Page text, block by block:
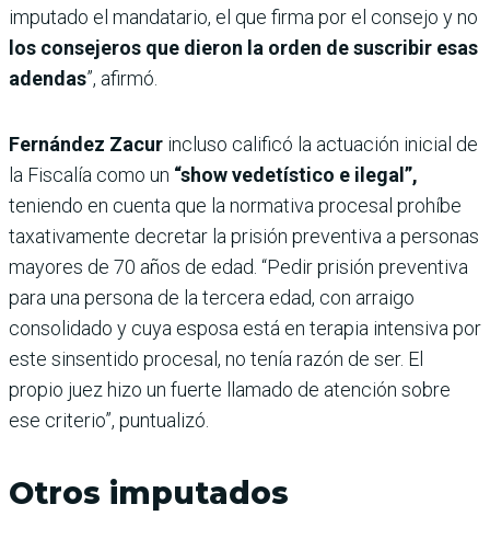
imputado el mandatario, el que firma por el consejo y no
los consejeros que dieron la orden de suscribir esas
adendas”, afirmó.
Fernández Zacur incluso calificó la actuación inicial de
la Fiscalía como un “show vedetístico e ilegal”,
teniendo en cuenta que la normativa procesal prohíbe
taxativamente decretar la prisión preventiva a personas
mayores de 70 años de edad. “Pedir prisión preventiva
para una persona de la tercera edad, con arraigo
consolidado y cuya esposa está en terapia intensiva por
este sinsentido procesal, no tenía razón de ser. El
propio juez hizo un fuerte llamado de atención sobre
ese criterio”, puntualizó.
Otros imputados